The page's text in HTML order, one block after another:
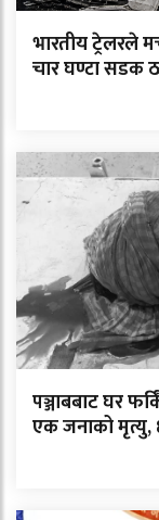
भारतीय ट्रेलरले
चार घण्टा सडक
पञ्जाबबाट घर
एक जनाको मृत्यु,